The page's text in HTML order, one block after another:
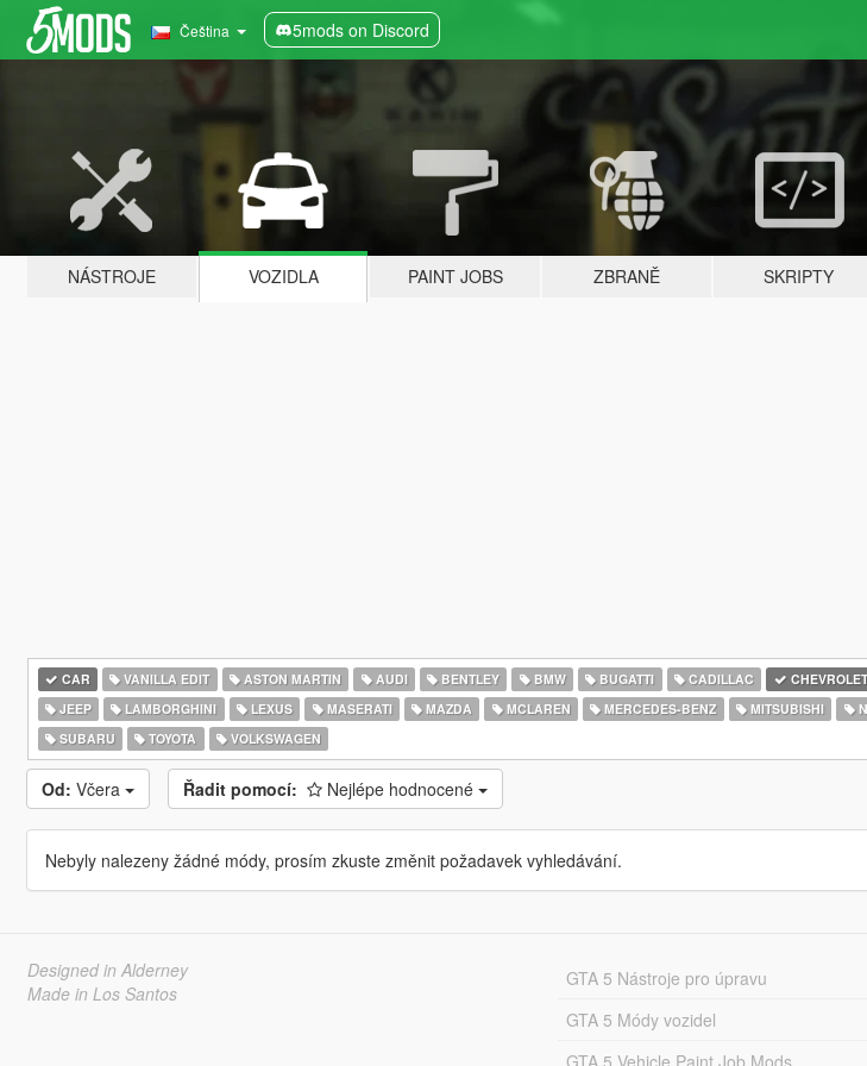
Čeština 5mods on Discord
NÁSTROJE VOZIDLA PAINT JOBS ZBRANĚ SKRIPTY
CAR VANILLA EDIT ASTON MARTIN AUDI BENTLEY BMW BUGATTI CADILLAC CHEVROLET
JEEP
LAMBORGHINI LEXUS MASERATI MAZDA MCLAREN MERCEDES-BENZ MITSUBISHI
SUBARU
TOYOTA VOLKSWAGEN
Od: Včera Řadit pomocí: Nejlépe hodnocené
Nebyly nalezeny žádné módy, prosím zkuste změnit požadavek vyhledávání.
Designed in Alderney
Made in Los Santos
GTA 5 Nástroje pro úpravu
GTA 5 Módy vozidel
GTA 5 Vehicle Paint Job Mods